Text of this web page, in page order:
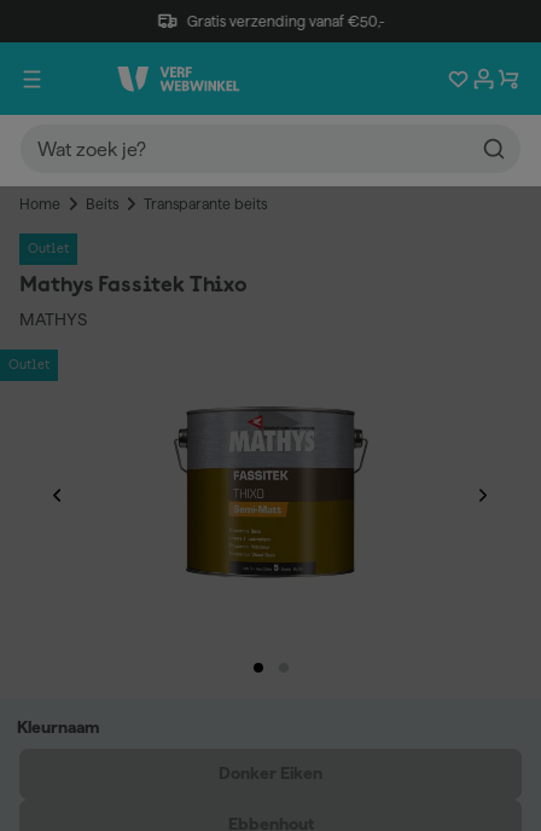
Gratis verzending vanaf €50,-
Home Beits Transparante beits
Outlet
Mathys Fassitek Thixo
MATHYS
Outlet
Kleurnaam